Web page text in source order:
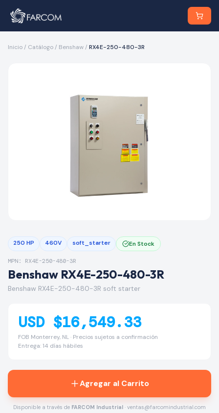
Inicio / Catálogo / Benshaw / RX4E-250-480-3R
250 HP 460V soft_starter En Stock
MPN: RX4E-250-480-3R
Benshaw RX4E-250-480-3R
Benshaw RX4E-250-480-3R soft starter
USD $16,549.33
FOB Monterrey, NL · Precios sujetos a confirmación
Entrega: 14 días hábiles
Agregar al Carrito
Disponible a través de FARCOM Industrial · ventas@farcomindustrial.com